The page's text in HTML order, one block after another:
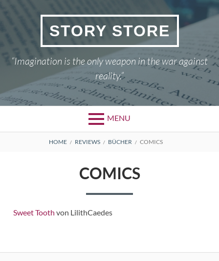
Skip
STORY STORE
“Imagination is the only weapon in the war against
reality.”
MENU
BREADCRUMBS
HOME REVIEWS BÜCHER COMICS
COMICS
Sweet Tooth von LilithCaedes